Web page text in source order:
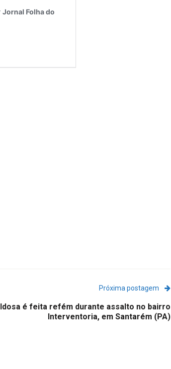
Próxima postagem
Idosa é feita refém durante assalto no bairro
Interventoria, em Santarém (PA)